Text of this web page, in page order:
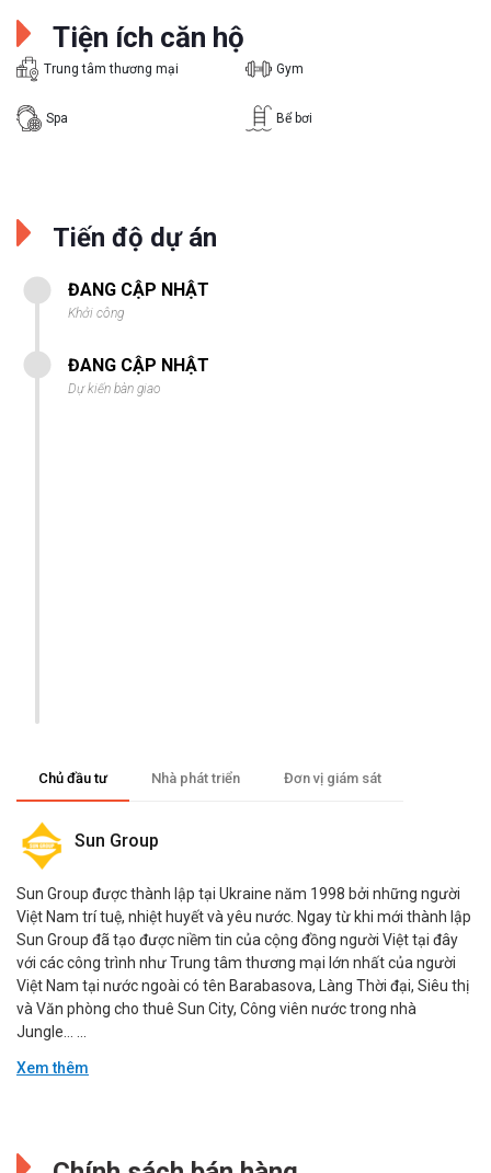
Tiện ích căn hộ
Trung tâm thương mại Gym
Spa Bể bơi
Tiến độ dự án
ĐANG CẬP NHẬT
Khởi công
ĐANG CẬP NHẬT
Dự kiến bàn giao
Chủ đầu tư Nhà phát triển Đơn vị giám sát
Sun Group
Sun Group được thành lập tại Ukraine năm 1998 bởi những người
Việt Nam trí tuệ, nhiệt huyết và yêu nước. Ngay từ khi mới thành lập
Sun Group đã tạo được niềm tin của cộng đồng người Việt tại đây
với các công trình như Trung tâm thương mại lớn nhất của người
Việt Nam tại nước ngoài có tên Barabasova, Làng Thời đại, Siêu thị
và Văn phòng cho thuê Sun City, Công viên nước trong nhà
Jungle… ...
Xem thêm
Công ty thiết kế Aedas là một trong những cái tên nổi tiếng nhất